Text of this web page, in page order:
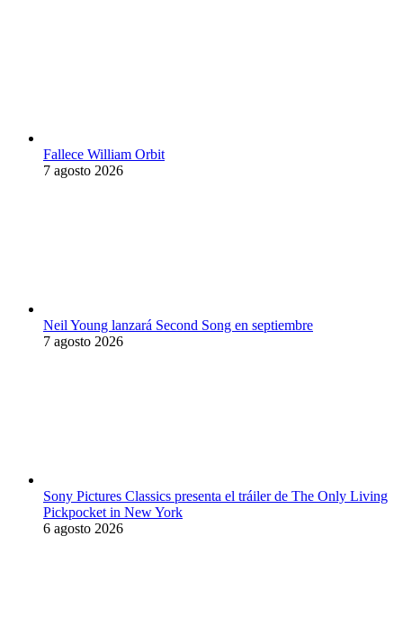
Fallece William Orbit
7 agosto 2026
Neil Young lanzará Second Song en septiembre
7 agosto 2026
Sony Pictures Classics presenta el tráiler de The Only Living
Pickpocket in New York
6 agosto 2026